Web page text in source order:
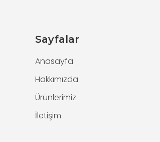
Sayfalar
Anasayfa
Hakkımızda
Ürünlerimiz
İletişim